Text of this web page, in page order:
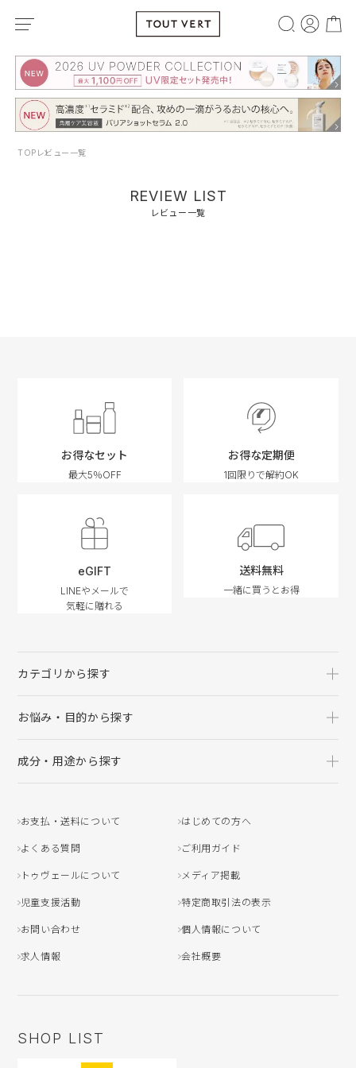
TOP レビュー一覧
REVIEW LIST
レビュー一覧
お得なセット
最大5％OFF
お得な定期便
1回限りで解約OK
eGIFT
LINEやメールで
気軽に贈れる
送料無料
一緒に買うとお得
カテゴリから探す
お悩み・目的から探す
成分・用途から探す
お支払・送料について はじめての方へ
よくある質問 ご利用ガイド
トゥヴェールについて メディア掲載
児童支援活動 特定商取引法の表示
お問い合わせ 個人情報について
求人情報 会社概要
SHOP LIST